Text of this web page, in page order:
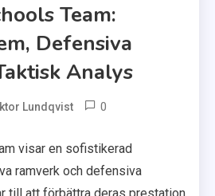
Team:
Defensiva
Analys
Lundqvist 0
visar en sofistikerad
ramverk och defensiva